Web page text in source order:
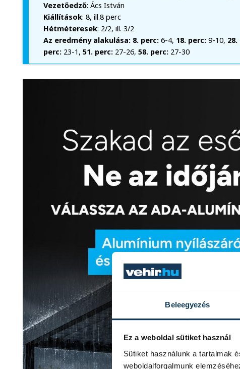
Beleegyezés
Ez a weboldal sütiket használ
Sütiket használunk a tartalmak
weboldalforgalmunk
Vezetőedző: Ács István
Kiállítások: 8, ill.8 perc
Hétméteresek: 2/2, ill. 3/2
Az eredmény alakulása: 8. perc:6-4, 18. perc:9-10,
perc:23-1, 51. perc: 27-26, 58. perc:27-30